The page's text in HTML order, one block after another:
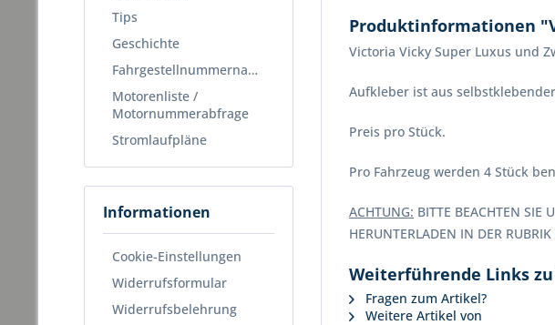
Tips
Geschichte
Fahrgestellnummernabfrage
Motorenliste /
Motornummerabfrage
Stromlaufpläne
Informationen
Cookie-Einstellungen
Widerrufsformular
Widerrufsbelehrung
Produktinformationen
Victoria Vicky Super Luxus und
Aufkleber ist aus
Preis pro Stück.
Pro Fahrzeug werden 4 Stück
ACHTUNG: BITTE BEACHTEN SIE
HERUNTERLADEN IN DER
Weiterführende Links
Fragen zum Artikel?
Weitere Artikel von